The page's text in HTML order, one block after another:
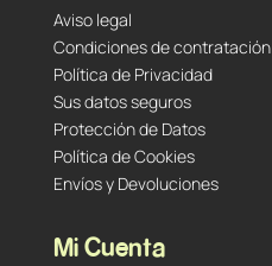
Aviso legal
Condiciones de contratación
Política de Privacidad
Sus datos seguros
Protección de Datos
Política de Cookies
Envíos y Devoluciones
Mi Cuenta